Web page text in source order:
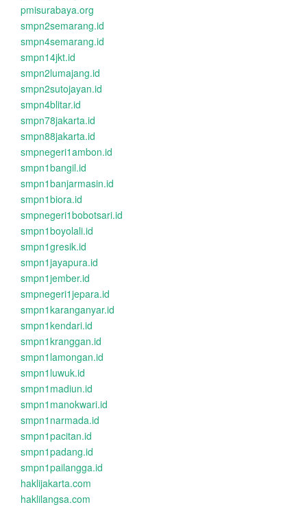
pmisurabaya.org
smpn2semarang.id
smpn4semarang.id
smpn14jkt.id
smpn2lumajang.id
smpn2sutojayan.id
smpn4blitar.id
smpn78jakarta.id
smpn88jakarta.id
smpnegeri1ambon.id
smpn1bangil.id
smpn1banjarmasin.id
smpn1biora.id
smpnegeri1bobotsari.id
smpn1boyolali.id
smpn1gresik.id
smpn1jayapura.id
smpn1jember.id
smpnegeri1jepara.id
smpn1karanganyar.id
smpn1kendari.id
smpn1kranggan.id
smpn1lamongan.id
smpn1luwuk.id
smpn1madiun.id
smpn1manokwari.id
smpn1narmada.id
smpn1pacitan.id
smpn1padang.id
smpn1pailangga.id
haklijakarta.com
haklilangsa.com